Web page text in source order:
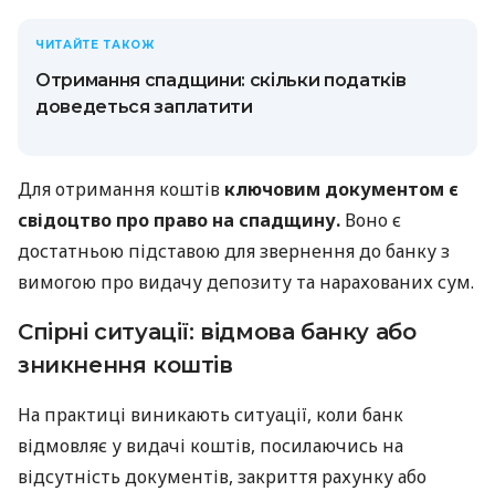
ЧИТАЙТЕ ТАКОЖ
Отримання спадщини: скільки податків
доведеться заплатити
Для отримання коштів ключовим документом є
свідоцтво про право на спадщину. Воно є
достатньою підставою для звернення до банку з
вимогою про видачу депозиту та нарахованих сум.
Спірні ситуації: відмова банку або
зникнення коштів
На практиці виникають ситуації, коли банк
відмовляє у видачі коштів, посилаючись на
відсутність документів, закриття рахунку або